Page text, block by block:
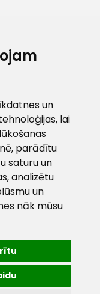
un
lai
parādītu
saturu un
analizētu
un
nāk mūsu
- 3801
– 17:00